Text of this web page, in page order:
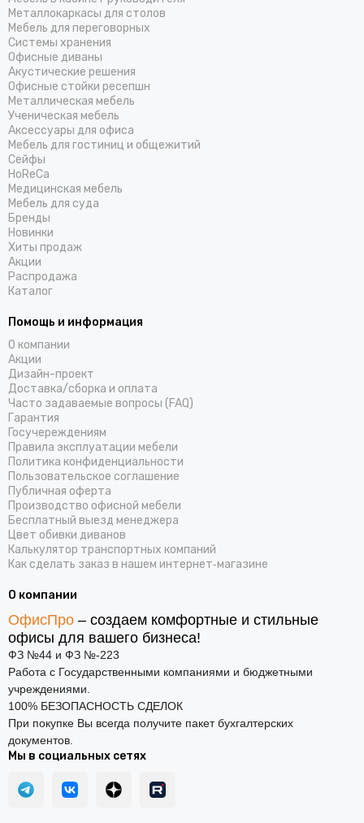
Металлокаркасы для столов
Мебель для переговорных
Системы хранения
Офисные диваны
Акустические решения
Офисные стойки ресепшн
Металлическая мебель
Ученическая мебель
Аксессуары для офиса
Мебель для гостиниц и общежитий
Cейфы
HoReCa
Медицинская мебель
Мебель для суда
Бренды
Новинки
Хиты продаж
Акции
Распродажа
Каталог
Помощь и информация
О компании
Акции
Дизайн-проект
Доставка/cборка и оплата
Часто задаваемые вопросы (FAQ)
Гарантия
Госучереждениям
Правила эксплуатации мебели
Политика конфиденциальности
Пользовательское соглашение
Публичная оферта
Производство офисной мебели
Бесплатный выезд менеджера
Цвет обивки диванов
Калькулятор транспортных компаний
Как сделать заказ в нашем интернет‑магазине
О компании
ОфисПро – создаем комфортные и стильные
офисы для вашего бизнеса!
ФЗ №44 и ФЗ №-223
Работа с Государственными компаниями и бюджетными
учреждениями.
100% БЕЗОПАСНОСТЬ СДЕЛОК
При покупке Вы всегда получите пакет бухгалтерских
документов.
Мы в социальных сетях